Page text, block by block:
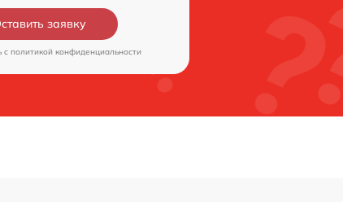
заявку
c политикой конфиденциальности